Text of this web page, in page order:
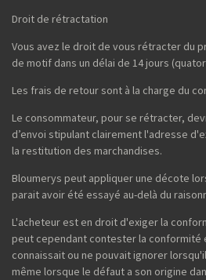
Droit de rétractation
Vous avez le droit de vous rétracter du
de motif dans un délai de 14 jours
Les frais de retour sont à la charge du
Le consommateur, pour se rétracter,
d’envoi stipulant clairement l'adresse
la restitution des marchandises.
Bloumerys peut appliquer une décote
parait avoir été essayé au-delà du
L'acheteur est en droit d'exiger la
peut cependant contester la conformité
connaissait ou ne pouvait ignorer
même lorsque le défaut a son origine